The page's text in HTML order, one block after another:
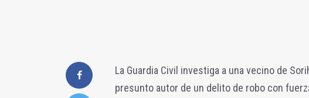
La Guardia Civil investiga a una vecino de
presunto autor de un delito de robo con